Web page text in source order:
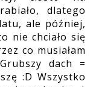
dlatego
ale później,
nie chciało się
co musiałam
dach =
:D Wszystko